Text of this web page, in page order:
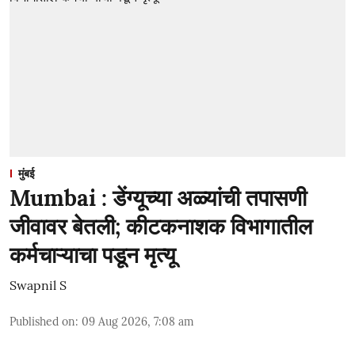
मुंबई
Mumbai : डेंग्यूच्या अळ्यांची तपासणी
जीवावर बेतली; कीटकनाशक विभागातील
कर्मचाऱ्याचा पडून मृत्यू
Swapnil S
Published on: 09 Aug 2026, 7:08 am